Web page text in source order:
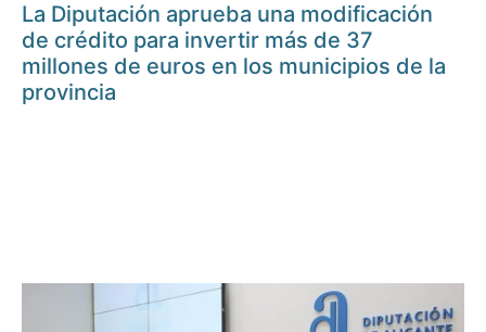
La Diputación aprueba una modificación
de crédito para invertir más de 37
millones de euros en los municipios de la
provincia